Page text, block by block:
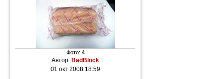
Фото: 4
Автор: BadBlock
01 окт 2008 18:59